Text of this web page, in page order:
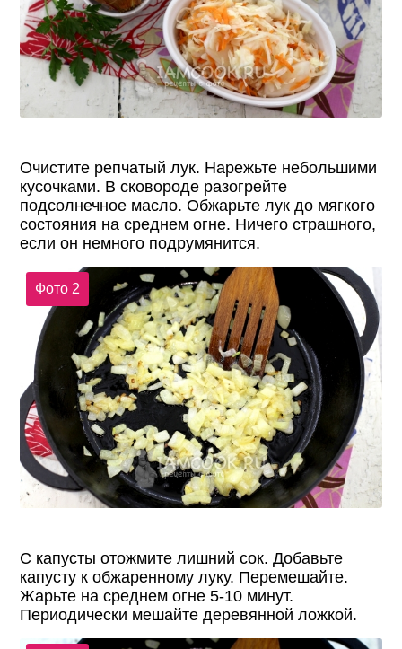
Очистите репчатый лук. Нарежьте небольшими
кусочками. В сковороде разогрейте
подсолнечное масло. Обжарьте лук до мягкого
состояния на среднем огне. Ничего страшного,
если он немного подрумянится.
Фото 2
С капусты отожмите лишний сок. Добавьте
капусту к обжаренному луку. Перемешайте.
Жарьте на среднем огне 5-10 минут.
Периодически мешайте деревянной ложкой.